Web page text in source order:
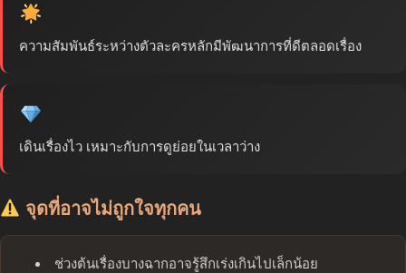
ความสัมพันธ์ระหว่างตัวละครหลักมีพัฒนาการที่ดีตลอดเรื่อง
เดินเรื่องไว เหมาะกับการดูย่อยในเวลาว่าง
จุดที่อาจไม่ถูกใจทุกคน
ช่วงต้นเรื่องบางฉากอาจรู้สึกเร่งเกินไปเล็กน้อย